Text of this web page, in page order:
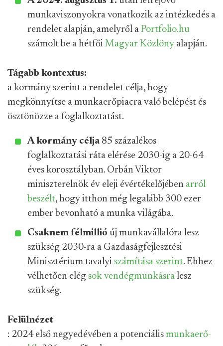
munkaviszonyokra vonatkozik az intézkedés a
rendelet alapján, amelyről a Portfolio.hu
számolt be a hétfői Magyar Közlöny alapján.
Tágabb kontextus:
a kormány szerint a rendelet célja, hogy
megkönnyítse a munkaerőpiacra való belépést és
ösztönözze a foglalkoztatást.
A kormány célja85 százalékos
foglalkoztatási ráta elérése 2030-ig a 20-64
éves korosztályban. Orbán Viktor
miniszterelnök év eleji évértékelőjében arról
beszélt, hogy itthon még legalább 300 ezer
ember bevonható a munka világába.
Csaknem félmillió új munkavállalóra lesz
szükség 2030-ra a Gazdaságfejlesztési
Minisztérium tavalyi számítása szerint. Ehhez
vélhetően elég sok vendégmunkásra lesz
szükség.
Felülnézet
: 2024 első negyedévében a potenciális munkaerő-